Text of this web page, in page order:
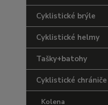
Cyklistické brýle
Cyklistické helmy
Tašky+batohy
Cyklistické chrániče
Kolena